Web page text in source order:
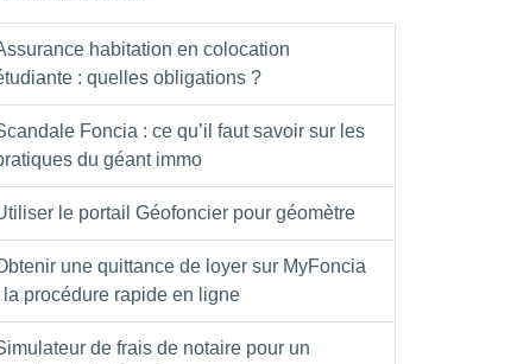
habitation en colocation
: quelles obligations ?
Foncia : ce qu’il faut savoir sur les
du géant immo
le portail Géofoncier pour géomètre
une quittance de loyer sur MyFoncia
la procédure rapide en ligne
de frais de notaire pour un